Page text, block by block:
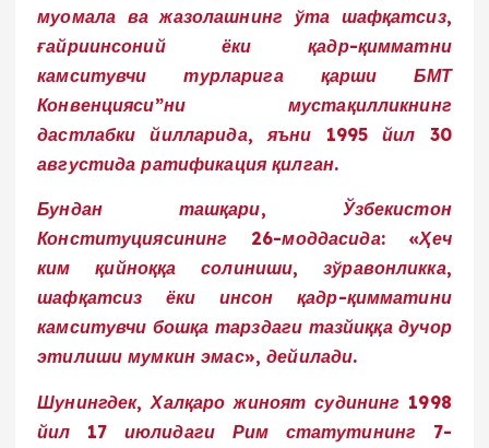
муомала ва жазолашнинг ўта шаф­қатсиз,
ғайриинсоний ёки қадр-қимматни
камситувчи турларига қарши БМТ
Конвенцияси”ни мустақилликнинг
дастлабки йилларида, яъни 1995 йил 30
августида ратификация қилган.
Бундан ташқари, Ўзбекистон
Конституцияси­нинг 26-моддасида: «Ҳеч
ким қийноққа солиниши, зўравонликка,
шафқатсиз ёки инсон қадр-қимматини
камситувчи бошқа тарз­даги тазйиққа дучор
этилиши мумкин эмас», дейилади.
Шунингдек, Халқаро жиноят судининг 1998
йил 17 июлидаги Рим статутининг 7-